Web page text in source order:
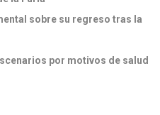
sobre su regreso tras la
por motivos de salud